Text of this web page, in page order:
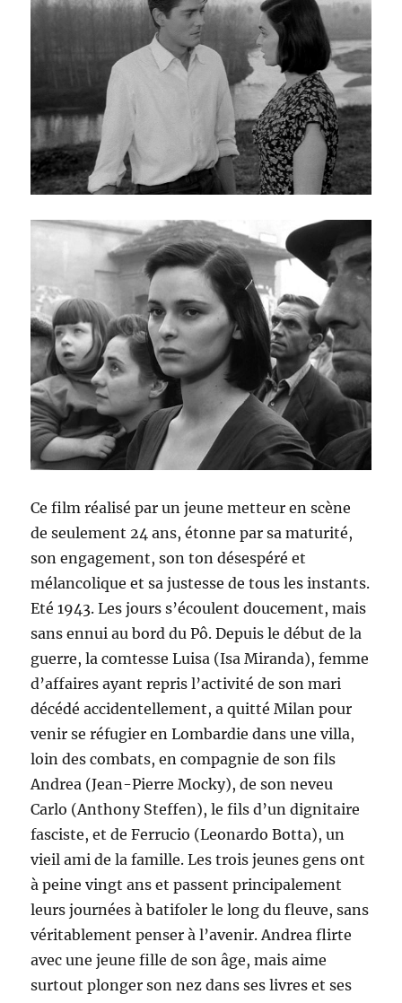
Ce film réalisé par un jeune metteur en scène
de seulement 24 ans, étonne par sa maturité,
son engagement, son ton désespéré et
mélancolique et sa justesse de tous les instants.
Eté 1943. Les jours s’écoulent doucement, mais
sans ennui au bord du Pô. Depuis le début de la
guerre, la comtesse Luisa (Isa Miranda), femme
d’affaires ayant repris l’activité de son mari
décédé accidentellement, a quitté Milan pour
venir se réfugier en Lombardie dans une villa,
loin des combats, en compagnie de son fils
Andrea (Jean-Pierre Mocky), de son neveu
Carlo (Anthony Steffen), le fils d’un dignitaire
fasciste, et de Ferrucio (Leonardo Botta), un
vieil ami de la famille. Les trois jeunes gens ont
à peine vingt ans et passent principalement
leurs journées à batifoler le long du fleuve, sans
véritablement penser à l’avenir. Andrea flirte
avec une jeune fille de son âge, mais aime
surtout plonger son nez dans ses livres et ses